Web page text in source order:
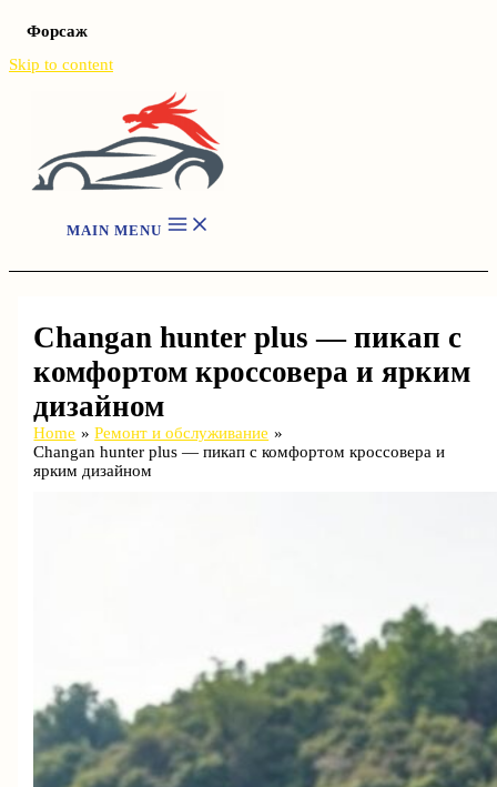
Форсаж
Skip to content
MAIN MENU
Changan hunter plus — пикап с
комфортом кроссовера и ярким
дизайном
Home
Ремонт и обслуживание
Changan hunter plus — пикап с комфортом кроссовера и
ярким дизайном